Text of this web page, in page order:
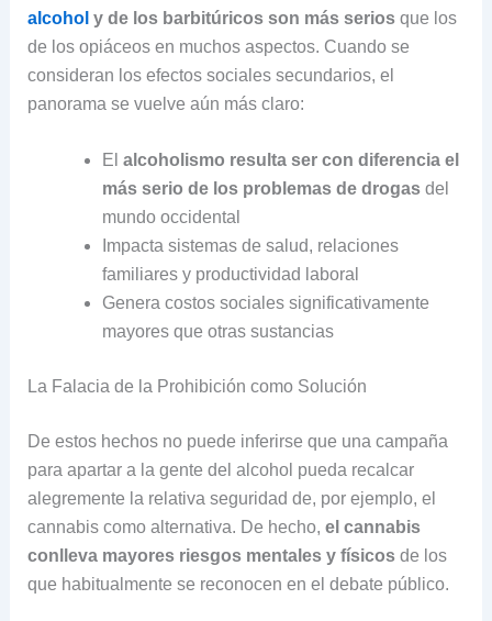
alcohol y de los barbitúricos son más seriosque los
de los opiáceos en muchos aspectos. Cuando se
consideran los efectos sociales secundarios, el
panorama se vuelve aún más claro:
El alcoholismo resulta ser con diferencia el
más serio de los problemas de drogasdel
mundo occidental
Impacta sistemas de salud, relaciones
familiares y productividad laboral
Genera costos sociales significativamente
mayores que otras sustancias
La Falacia de la Prohibición como Solución
De estos hechos no puede inferirse que una campaña
para apartar a la gente del alcohol pueda recalcar
alegremente la relativa seguridad de, por ejemplo, el
cannabis como alternativa. De hecho, el cannabis
conlleva mayores riesgos mentales y físicosde los
que habitualmente se reconocen en el debate público.